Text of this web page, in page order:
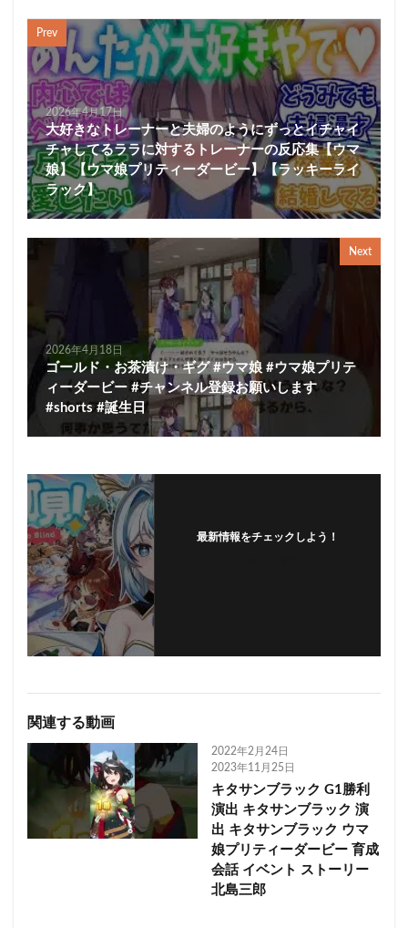
Prev
2026年4月17日
大好きなトレーナーと夫婦のようにずっとイチャイ
チャしてるララに対するトレーナーの反応集【ウマ
娘】【ウマ娘プリティーダービー】【ラッキーライ
ラック】
Next
2026年4月18日
ゴールド・お茶漬け・ギグ #ウマ娘 #ウマ娘プリテ
ィーダービー #チャンネル登録お願いします
#shorts #誕生日
最新情報をチェックしよう！
関連する動画
2022年2月24日
2023年11月25日
キタサンブラック G1勝利
演出 キタサンブラック 演
出 キタサンブラック ウマ
娘プリティーダービー 育成
会話 イベント ストーリー
北島三郎